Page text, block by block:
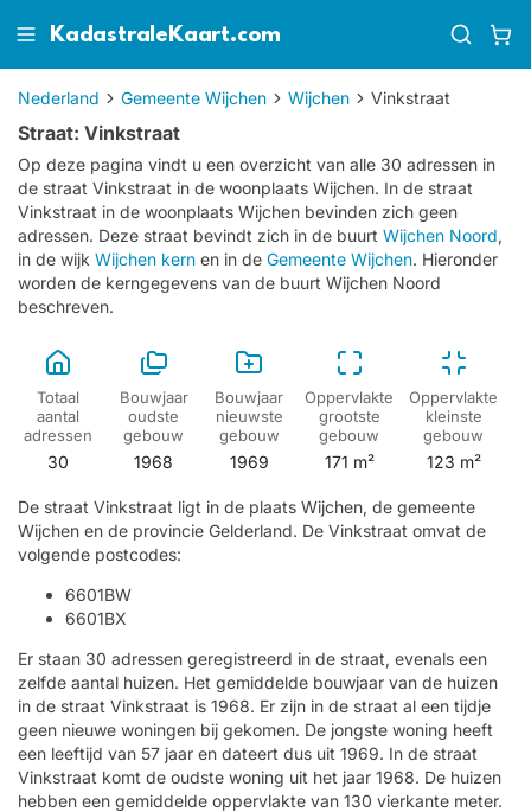
KadastraleKaart.com
Nederland Gemeente Wijchen Wijchen Vinkstraat
Straat: Vinkstraat
Op deze pagina vindt u een overzicht van alle 30 adressen in
de straat Vinkstraat in de woonplaats Wijchen. In de straat
Vinkstraat in de woonplaats Wijchen bevinden zich geen
adressen. Deze straat bevindt zich in de buurt Wijchen Noord,
in de wijk Wijchen kern en in de Gemeente Wijchen. Hieronder
worden de kerngegevens van de buurt Wijchen Noord
beschreven.
Totaal
aantal
adressen
30
Bouwjaar
oudste
gebouw
1968
Bouwjaar
nieuwste
gebouw
1969
Oppervlakte
grootste
gebouw
171 m²
Oppervlakte
kleinste
gebouw
123 m²
De straat Vinkstraat ligt in de plaats Wijchen, de gemeente
Wijchen en de provincie Gelderland. De Vinkstraat omvat de
volgende postcodes:
6601BW
6601BX
Er staan 30 adressen geregistreerd in de straat, evenals een
zelfde aantal huizen. Het gemiddelde bouwjaar van de huizen
in de straat Vinkstraat is 1968. Er zijn in de straat al een tijdje
geen nieuwe woningen bij gekomen. De jongste woning heeft
een leeftijd van 57 jaar en dateert dus uit 1969. In de straat
Vinkstraat komt de oudste woning uit het jaar 1968. De huizen
hebben een gemiddelde oppervlakte van 130 vierkante meter.